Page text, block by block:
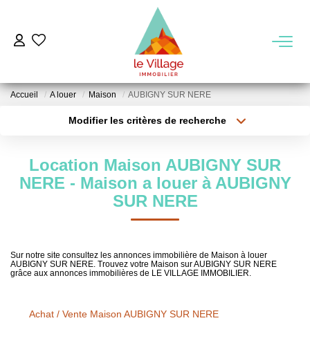
VENTE
MIEUX NOUS CONNAITRE
Notre Équipe
Notre Région
Accueil A louer Maison AUBIGNY SUR NERE
Modifier les critères de recherche
Sélectionnez...
Type de bien
Surface min
Location Maison AUBIGNY SUR
NERE - Maison a louer à AUBIGNY
SUR NERE
Sur notre site consultez les annonces immobilière de Maison à louer
AUBIGNY SUR NERE. Trouvez votre Maison sur AUBIGNY SUR NERE
grâce aux annonces immobilières de LE VILLAGE IMMOBILIER.
Achat / Vente Maison AUBIGNY SUR NERE